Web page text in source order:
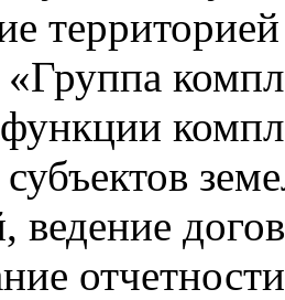
субъектов
ведение